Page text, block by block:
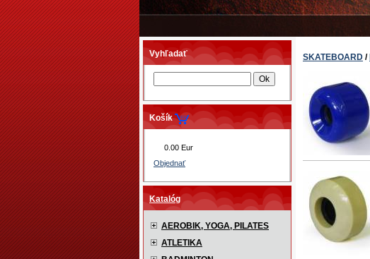
Vyhľadať
Košík
0.00 Eur
Objednať
Katalóg
AEROBIK, YOGA, PILATES
ATLETIKA
SKATEBOARD /